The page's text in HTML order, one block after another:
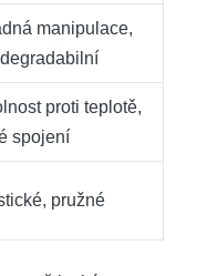
manipulace,
proti teplotě,
spojení
pružné